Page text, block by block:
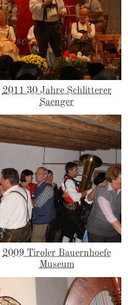
2011 30 Jahre Schlitterer
Saenger
2009 Tiroler Bauernhoefe
Museum